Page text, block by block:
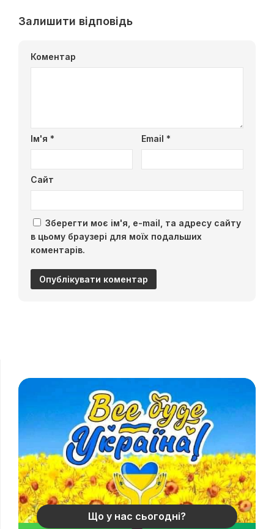
Залишити відповідь
Коментар
Ім'я * Email *
Сайт
Зберегти моє ім'я, e-mail, та адресу сайту
в цьому браузері для моїх подальших
коментарів.
Що у нас сьогодні?